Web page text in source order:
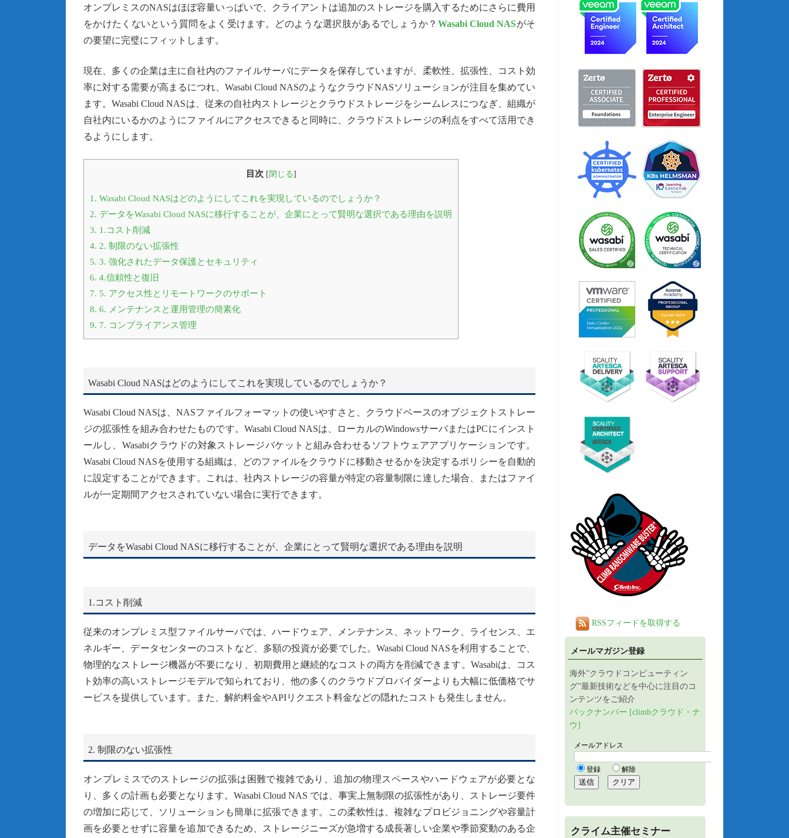
オンプレミスのNASはほぼ容量いっぱいで、クライアントは追加のストレージを購入するためにさらに費用
をかけたくないという質問をよく受けます。どのような選択肢があるでしょうか？ Wasabi Cloud NASがそ
の要望に完璧にフィットします。
現在、多くの企業は主に自社内のファイルサーバにデータを保存していますが、柔軟性、拡張性、コスト効
率に対する需要が高まるにつれ、Wasabi Cloud NASのようなクラウドNASソリューションが注目を集めてい
ます。Wasabi Cloud NASは、従来の自社内ストレージとクラウドストレージをシームレスにつなぎ、組織が
自社内にいるかのようにファイルにアクセスできると同時に、クラウドストレージの利点をすべて活用でき
るようにします。
目次 [ 閉じる]
1. Wasabi Cloud NASはどのようにしてこれを実現しているのでしょうか？
2. データをWasabi Cloud NASに移行することが、企業にとって賢明な選択である理由を説明
3. 1.コスト削減
4. 2. 制限のない拡張性
5. 3. 強化されたデータ保護とセキュリティ
6. 4.信頼性と復旧
7. 5. アクセス性とリモートワークのサポート
8. 6. メンテナンスと運用管理の簡素化
9. 7. コンプライアンス管理
Wasabi Cloud NASはどのようにしてこれを実現しているのでしょうか？
Wasabi Cloud NASは、NASファイルフォーマットの使いやすさと、クラウドベースのオブジェクトストレー
ジの拡張性を組み合わせたものです。Wasabi Cloud NASは、ローカルのWindowsサーバまたはPCにインスト
ールし、Wasabiクラウドの対象ストレージバケットと組み合わせるソフトウェアアプリケーションです。
Wasabi Cloud NASを使用する組織は、どのファイルをクラウドに移動させるかを決定するポリシーを自動的
に設定することができます。これは、社内ストレージの容量が特定の容量制限に達した場合、またはファイ
ルが一定期間アクセスされていない場合に実行できます。
データをWasabi Cloud NASに移行することが、企業にとって賢明な選択である理由を説明
1.コスト削減
従来のオンプレミス型ファイルサーバでは、ハードウェア、メンテナンス、ネットワーク、ライセンス、エ
ネルギー、データセンターのコストなど、多額の投資が必要でした。Wasabi Cloud NASを利用することで、
物理的なストレージ機器が不要になり、初期費用と継続的なコストの両方を削減できます。Wasabiは、コス
ト効率の高いストレージモデルで知られており、他の多くのクラウドプロバイダーよりも大幅に低価格でサ
ービスを提供しています。また、解約料金やAPIリクエスト料金などの隠れたコストも発生しません。
2. 制限のない拡張性
オンプレミスでのストレージの拡張は困難で複雑であり、追加の物理スペースやハードウェアが必要とな
り、多くの計画も必要となります。Wasabi Cloud NAS では、事実上無制限の拡張性があり、ストレージ要件
の増加に応じて、ソリューションも簡単に拡張できます。この柔軟性は、複雑なプロビジョニングや容量計
画を必要とせずに容量を追加できるため、ストレージニーズが急増する成長著しい企業や季節変動のある企
RSSフィードを取得する
メールマガジン登録
海外”クラウドコンピューティン
グ”最新技術などを中心に注目のコ
ンテンツをご紹介
バックナンバー [climbクラウド・ナ
ウ]
クライム主催セミナー